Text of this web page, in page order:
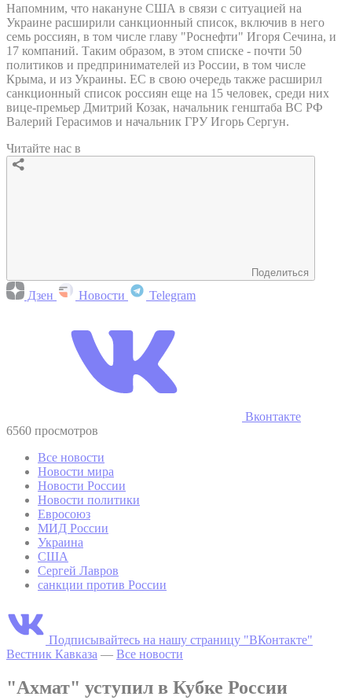
Напомним, что накануне США в связи с ситуацией на
Украине расширили санкционный список, включив в него
семь россиян, в том числе главу "Роснефти" Игоря Сечина, и
17 компаний. Таким образом, в этом списке - почти 50
политиков и предпринимателей из России, в том числе
Крыма, и из Украины. ЕС в свою очередь также расширил
санкционный список россиян еще на 15 человек, среди них
вице-премьер Дмитрий Козак, начальник генштаба ВС РФ
Валерий Герасимов и начальник ГРУ Игорь Сергун.
Читайте нас в
Поделиться
Дзен Новости Telegram
Вконтакте
6560 просмотров
Все новости
Новости мира
Новости России
Новости политики
Евросоюз
МИД России
Украина
США
Сергей Лавров
санкции против России
Подписывайтесь на нашу страницу "ВКонтакте"
Вестник Кавказа — Все новости
"Ахмат" уступил в Кубке России